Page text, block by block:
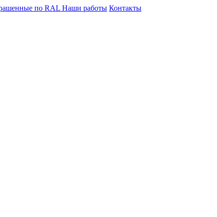
по RAL Наши работы Контакты